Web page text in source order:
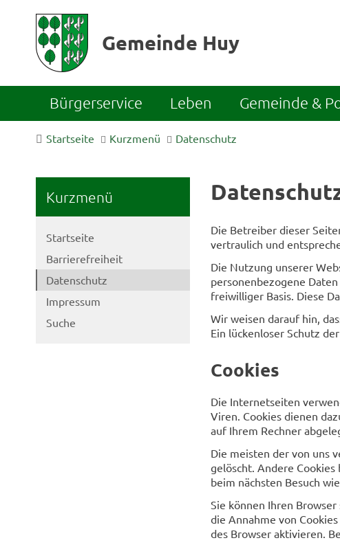
Gemeinde Huy
Bürgerservice Leben Gemeinde &
Startseite Kurzmenü Datenschutz
Kurzmenü
Startseite
Barrierefreiheit
Datenschutz
Impressum
Suche
Die Betreiber dieser
vertraulich und
Die Nutzung unserer
personenbezogene
freiwilliger Basis. Diese
Wir weisen darauf hin,
Ein lückenloser Schutz
Cookies
Die Internetseiten
Viren. Cookies dienen
auf Ihrem Rechner
Die meisten der von uns
gelöscht. Andere
beim nächsten Besuch
Sie können Ihren
die Annahme von
des Browser aktivieren.